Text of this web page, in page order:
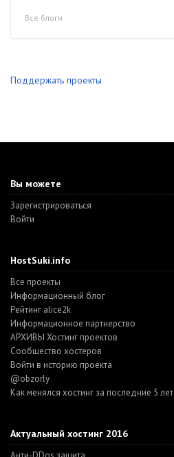
Все блоги
Поддержать проекты
Вы можете
Зарегистрироваться
Войти
HostSuki.info
Все проекты
Информационный блог
Рейтинг alice2k
Информационное партнерство
АРХИВЫ Хостинг проектов
Cообщество хостеров
Войти в историю проекта
@obzorly
Как менялся хостинг за последние 5 лет
Актуальный хостинг 2016